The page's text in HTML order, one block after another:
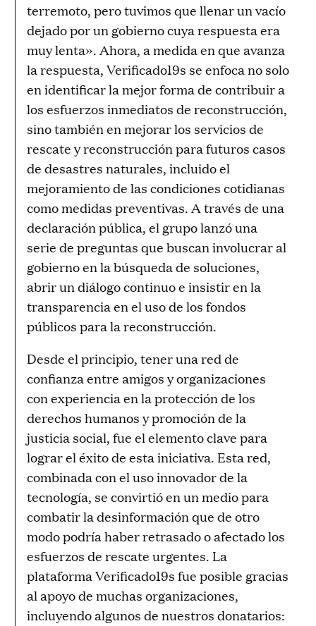
terremoto, pero tuvimos que llenar un vacío
dejado por un gobierno cuya respuesta era
muy lenta». Ahora, a medida en que avanza
la respuesta, Verificado19s se enfoca no solo
en identificar la mejor forma de contribuir a
los esfuerzos inmediatos de reconstrucción,
sino también en mejorar los servicios de
rescate y reconstrucción para futuros casos
de desastres naturales, incluido el
mejoramiento de las condiciones cotidianas
como medidas preventivas. A través de una
declaración pública, el grupo lanzó una
serie de preguntas que buscan involucrar al
gobierno en la búsqueda de soluciones,
abrir un diálogo continuo e insistir en la
transparencia en el uso de los fondos
públicos para la reconstrucción.
Desde el principio, tener una red de
confianza entre amigos y organizaciones
con experiencia en la protección de los
derechos humanos y promoción de la
justicia social, fue el elemento clave para
lograr el éxito de esta iniciativa. Esta red,
combinada con el uso innovador de la
tecnología, se convirtió en un medio para
combatir la desinformación que de otro
modo podría haber retrasado o afectado los
esfuerzos de rescate urgentes. La
plataforma Verificado19s fue posible gracias
al apoyo de muchas organizaciones,
incluyendo algunos de nuestros donatarios: